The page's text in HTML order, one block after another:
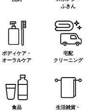
ふきん
ボディケア・
オーラルケア
宅配
クリーニング
食品
生活雑貨・